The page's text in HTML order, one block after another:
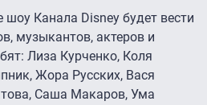
шоу Канала Disney будет вести
музыкантов, актеров и
Лиза Курченко, Коля
Жора Русских, Вася
Саша Макаров, Ума